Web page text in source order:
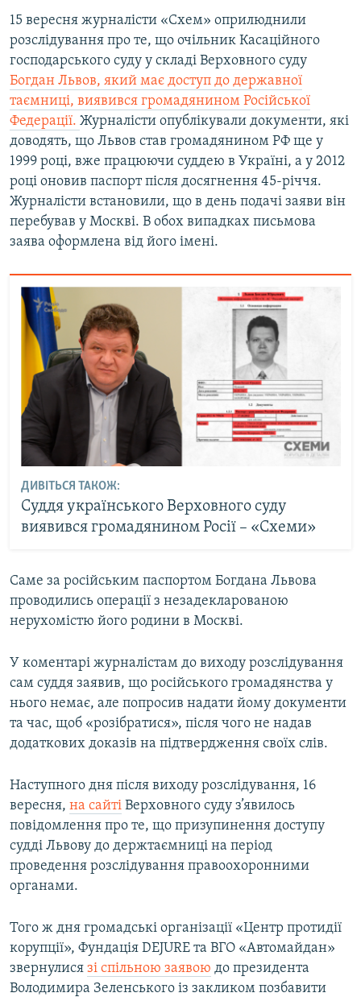
15 вересня журналісти «Схем» оприлюднили
розслідування про те, що очільник Касаційного
господарського суду у складі Верховного суду
Богдан Львов, який має доступ до державної
таємниці, виявився громадянином Російської
Федерації. Журналісти опублікували документи, які
доводять, що Львов став громадянином РФ ще у
1999 році, вже працюючи суддею в Україні, а у 2012
році оновив паспорт після досягнення 45-річчя.
Журналісти встановили, що в день подачі заяви він
перебував у Москві. В обох випадках письмова
заява оформлена від його імені.
ДИВІТЬСЯ ТАКОЖ:
Суддя українського Верховного суду
виявився громадянином Росії – «Схеми»
Саме за російським паспортом Богдана Львова
проводились операції з незадекларованою
нерухомістю його родини в Москві.
У коментарі журналістам до виходу розслідування
сам суддя заявив, що російського громадянства у
нього немає, але попросив надати йому документи
та час, щоб «розібратися», після чого не надав
додаткових доказів на підтвердження своїх слів.
Наступного дня після виходу розслідування, 16
вересня, на сайті Верховного суду з’явилось
повідомлення про те, що призупинення доступу
судді Львову до держтаємниці на період
проведення розслідування правоохоронними
органами.
Того ж дня громадські організації «Центр протидії
корупції», Фундація DEJURE та ВГО «Автомайдан»
звернулися зі спільною заявою до президента
Володимира Зеленського із закликом позбавити